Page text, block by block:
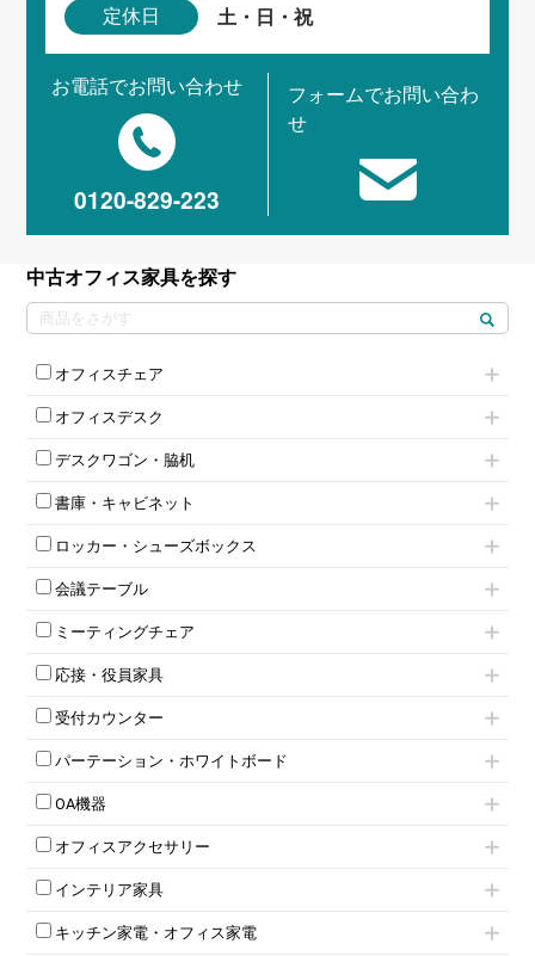
定休日 土・日・祝
お電話でお問い合わせ
0120-829-223
フォームでお問い合わ
せ
中古オフィス家具を探す
オフィスチェア
肘付きチェア
肘無しチェア
役員チェア
オフィスチェアその他
オフィスデスク
片袖机
フリーアドレスデスク（ベンチデスク）
昇降デスク
両袖机
デスクワゴン・脇机
インワゴン2段
インワゴン3段
脇机
書庫・キャビネット
ハイキャビネット
ローキャビネット
両開きキャビネット
上下連結キャビネット
軽量ラック（スチールラック）
収納家具その他
両開書庫
ラテラル書庫
ロッカー・シューズボックス
1人用ロッカー
2人用ロッカー
3人用ロッカー
5人用ロッカー
8人用ロッカー
多人数ロッカー
ダイヤル錠ロッカー
ダイヤル錠ロッカー
ワードローブ・クローゼット
会議テーブル
ミーティングテーブル
スタッキングテーブル
ネスティングテーブル
カウンターテーブル
T字脚テーブル
会議テーブルW1200～
会議テーブルW1800～
平行スタックテーブル
会議テーブルその他
ミーティングチェア
キャスター付きミーティングチェア
スタッキングミーティングチェア
テーブル付きミーティングチェア
折りたたみミーティングチェア
ハイチェア
ミーティングチェアその他
応接・役員家具
応接セット
応接ソファ
応接チェア
応接・役員家具その他
受付カウンター
ハイカウンター
ローカウンター
ラウンジカウンター
パーテーション・ホワイトボード
パーテーション
自立タイプパーテーション
パーテーションその他
壁掛けホワイトボード
ホワイトボードその他
OA機器
電話機（ビジネスフォン）
シュレッダー
スクリーン
オフィスアクセサリー
チェア用台車
演台・講演台・演説台
防音パネル
インテリア家具
モールドチェア
ダイニングチェア
キッチン家電・オフィス家電